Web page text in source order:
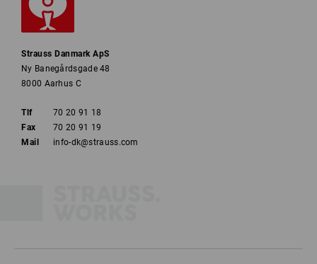
Strauss Danmark ApS
Ny Banegårdsgade 48
8000 Aarhus C
Tlf
70 20 91 18
Fax
70 20 91 19
Mail
info-dk@strauss.com